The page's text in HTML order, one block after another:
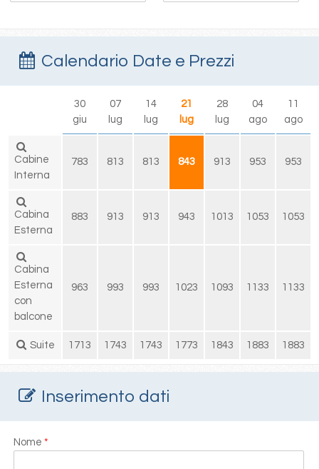
Calendario Date e Prezzi
30
giu
07
lug
14
lug
21
lug
28
lug
04
ago
11
ago
Cabine
Interna
783 813 813 843 913 953 953
Cabina
Esterna
883 913 913 943 1013 1053 1053
Cabina
Esterna
con
balcone
963 993 993 1023 1093 1133 1133
Suite 1713 1743 1743 1773 1843 1883 1883
Inserimento dati
Nome *